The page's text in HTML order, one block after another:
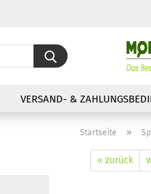
Suche...
VERSAND- &
Startseite »
« zurück